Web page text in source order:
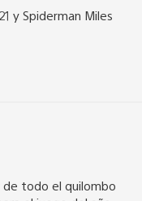
y Spiderman Miles
de todo el quilombo